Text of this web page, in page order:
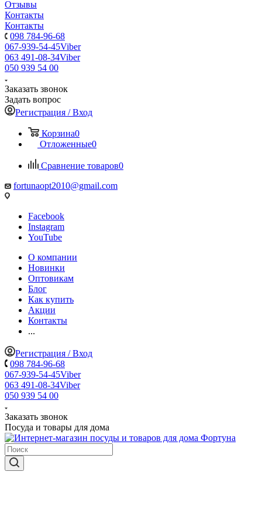
Отзывы
Контакты
Контакты
098 784-96-68
067-939-54-45Viber
063 491-08-34Viber
050 939 54 00
Заказать звонок
Задать вопрос
Регистрация / Вход
Корзина0
Отложенные0
Сравнение товаров0
fortunaopt2010@gmail.com
Facebook
Instagram
YouTube
О компании
Новинки
Оптовикам
Блог
Как купить
Акции
Контакты
...
Регистрация / Вход
098 784-96-68
067-939-54-45Viber
063 491-08-34Viber
050 939 54 00
Заказать звонок
Посуда и товары для дома